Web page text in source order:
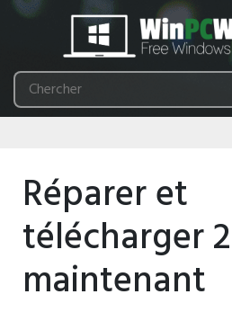
Réparer et
télécharger
maintenant